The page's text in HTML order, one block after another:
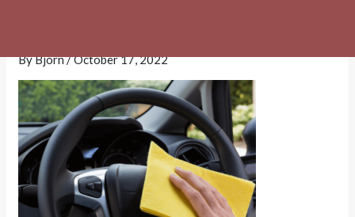
ByBjorn/October 17, 2022